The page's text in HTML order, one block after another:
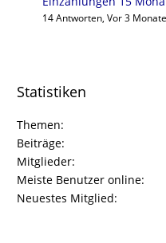
14 Antworten, Vor 3
Statistiken
Themen
Beiträge
Mitglieder
Meiste Benutzer online
Neuestes Mitglied